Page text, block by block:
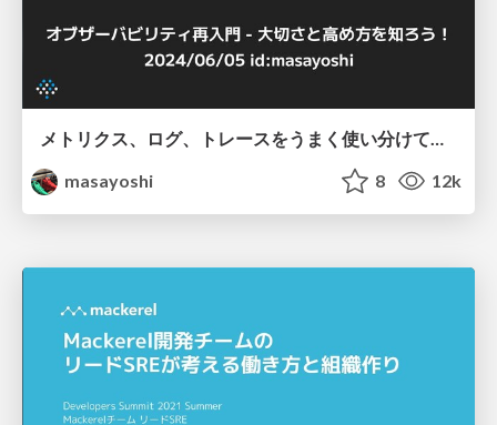
メトリクス、ログ、トレースをうまく使い分けて可観測性を高めよう！
masayoshi
8 12k